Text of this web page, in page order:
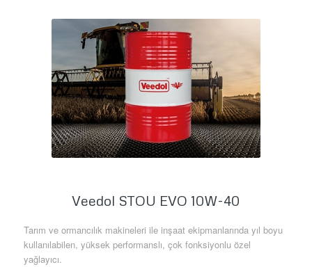
Veedol STOU EVO 10W-40
Tarım ve ormancılık makineleri ile inşaat ekipmanlarında yıl boyu
kullanılabilen, yüksek performanslı, çok fonksiyonlu özel
yağlayıcı.